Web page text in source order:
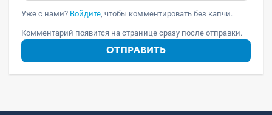
Уже с нами? Войдите, чтобы комментировать без капчи.
Комментарий появится на странице сразу после отправки.
ОТПРАВИТЬ